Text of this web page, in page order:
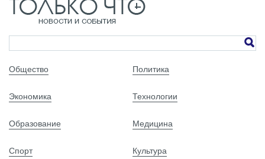
Общество Политика
Экономика Технологии
Образование Медицина
Спорт Культура